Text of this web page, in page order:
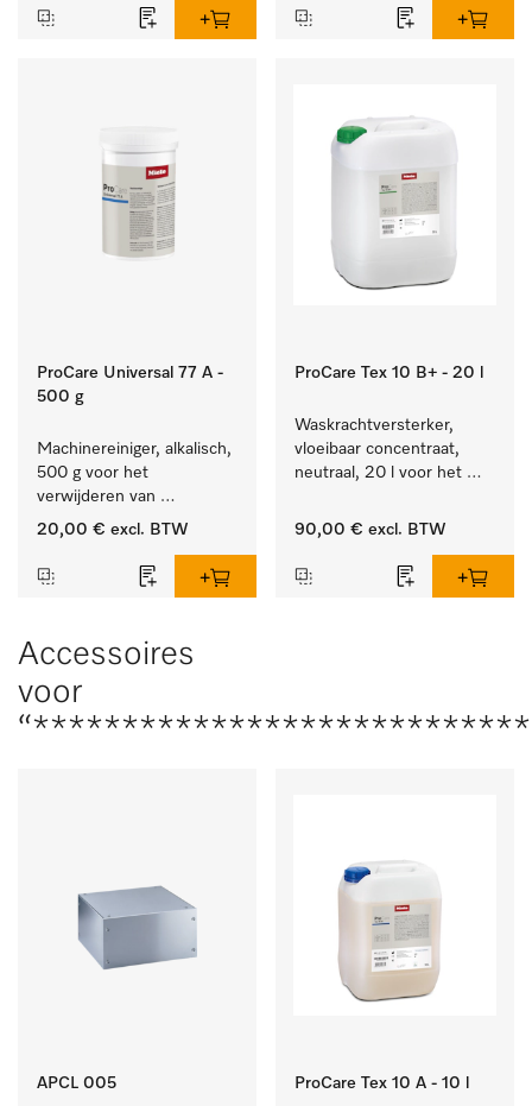
ProCare Universal 77 A -
500 g
Machinereiniger, alkalisch,
500 g voor het
verwijderen van
hardnekkige
20,00 € excl. BTW
ProCare Tex 10 B+ - 20 l
Waskrachtversterker,
vloeibaar concentraat,
neutraal, 20 l voor het
vetvlekken.
90,00 € excl. BTW
Accessoires
voor
APCL 005 ProCare Tex 10 A - 10 l